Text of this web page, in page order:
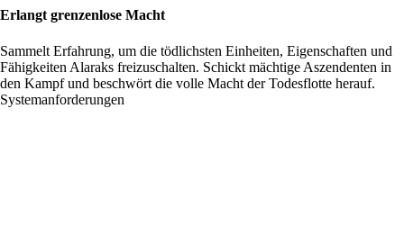
Erlangt grenzenlose Macht
Sammelt Erfahrung, um die tödlichsten Einheiten, Eigenschaften und
Fähigkeiten Alaraks freizuschalten. Schickt mächtige Aszendenten in
den Kampf und beschwört die volle Macht der Todesflotte herauf.
Systemanforderungen